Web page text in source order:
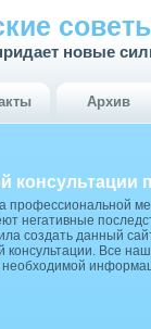
новые
Архив
консультации
профессиональной
негативные
создать данный
Все